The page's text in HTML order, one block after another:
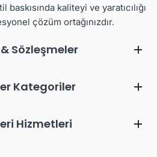
kaliteyi ve yaratıcılığı
çözüm ortağınızdır.
Sözleşmeler
Kategoriler
Hizmetleri